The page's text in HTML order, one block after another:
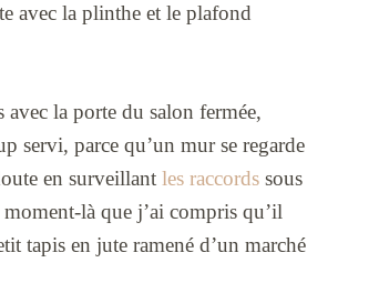
avec la plinthe et le plafond
avec la porte du salon fermée,
servi, parce qu’un mur se regarde
en surveillant les raccords sous
là que j’ai compris qu’il
tapis en jute ramené d’un marché